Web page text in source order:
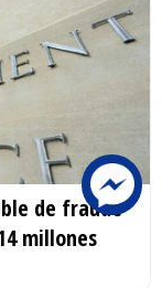
de fraude
millones